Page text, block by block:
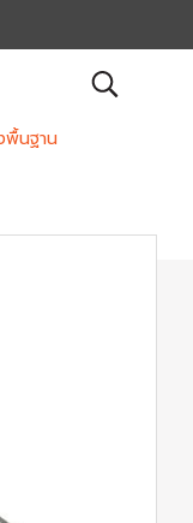
พื้นฐาน